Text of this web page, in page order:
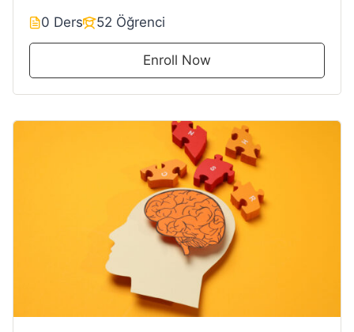
0 Ders
52 Öğrenci
Enroll Now